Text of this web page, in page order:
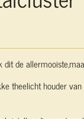
dit de
theelicht houder